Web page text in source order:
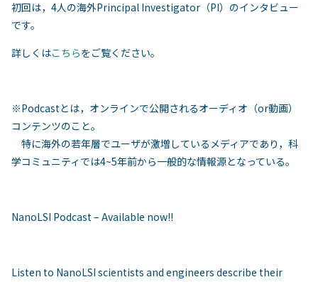
初回は，4人の海外Principal Investigator（PI）のインタビュー
です。
詳しくはこちらをご覧ください。
※Podcastとは，オンラインで公開されるオーディオ（or動画）
コンテンツのこと。
特に海外の若年層でユーザが激増しているメディアであり，科
学コミュニティでは4~5年前から一般的な情報源となっている。
NanoLSI Podcast – Available now!!
Listen to NanoLSI scientists and engineers describe their